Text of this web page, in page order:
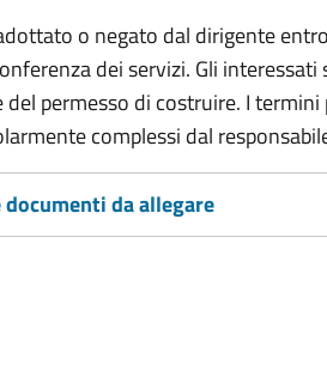
o negato dal dirigente
dei servizi. Gli interessati
permesso di costruire. I
complessi dal
da allegare